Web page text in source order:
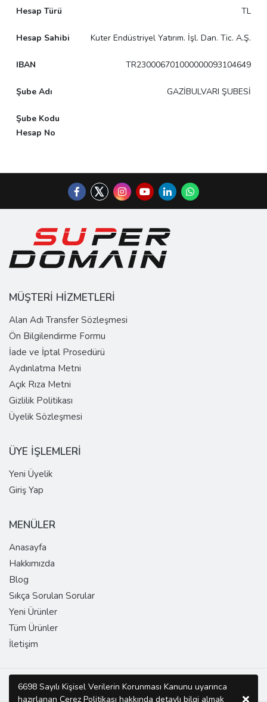
TL
Kuter Endüstriyel Yatırım. İşl. Dan. Tic. A.Ş.
TR230006701000000093104649
GAZİBULVARI ŞUBESİ
MÜŞTERİ HİZMETLERİ
Alan Adı Transfer Sözleşmesi
Ön Bilgilendirme Formu
İade ve İptal Prosedürü
Aydınlatma Metni
Açık Rıza Metni
Gizlilik Politikası
Üyelik Sözleşmesi
ÜYE İŞLEMLERİ
Yeni Üyelik
Giriş Yap
MENÜLER
Anasayfa
Hakkımızda
Blog
Sıkça Sorulan Sorular
Yeni Ürünler
Tüm Ürünler
İletişim
Copyright © 2026 SUPER DOMAIN Tüm Hakları Saklıdır.
6698 Sayılı Kişisel Verilerin Korunması Kanunu uyarınca
hazırlanan Çerez Politikası hakkında detaylı bilgi almak